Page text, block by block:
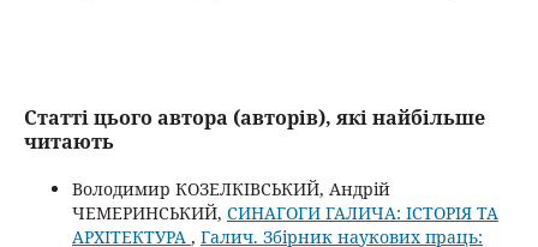
Статті цього автора (авторів), які найбільше
читають
Володимир КОЗЕЛКІВСЬКИЙ, Андрій
ЧЕМЕРИНСЬКИЙ, СИНАГОГИ ГАЛИЧА: ІСТОРІЯ ТА
АРХІТЕКТУРА , Галич. Збірник наукових праць: